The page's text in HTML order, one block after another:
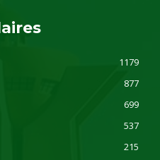
1179
877
699
537
215